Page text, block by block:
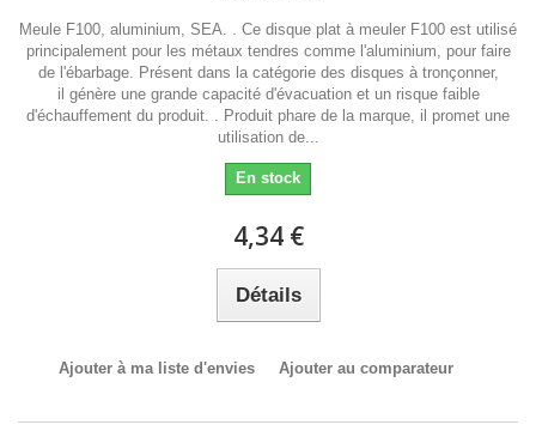
Meule F100, aluminium, SEA. . Ce disque plat à meuler F100 est utilisé
principalement pour les métaux tendres comme l'aluminium, pour faire
de l'ébarbage. Présent dans la catégorie des disques à tronçonner,
il génère une grande capacité d'évacuation et un risque faible
d'échauffement du produit. . Produit phare de la marque, il promet une
utilisation de...
En stock
4,34 €
Détails
Ajouter à ma liste d'envies Ajouter au comparateur